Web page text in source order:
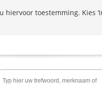
toestemming. Kies